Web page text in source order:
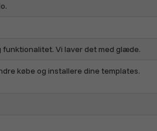
Vi laver det med glæde.
købe og installere dine templates.